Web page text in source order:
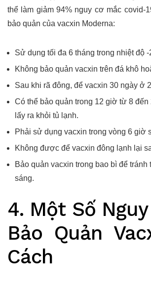
thể làm giảm 94% nguy cơ mắc covid-
bảo quản của vacxin Moderna:
Sử dụng tối đa 6 tháng trong nhiệt độ
Không bảo quản vacxin trên đá khô
Sau khi rã đông, để vacxin 30 ngày ở
Có thể bảo quản trong 12 giờ từ 8 đến
lấy ra khỏi tủ lạnh.
Phải sử dụng vacxin trong vòng 6 giờ
Không được để vacxin đông lạnh lại
Bảo quản vacxin trong bao bì để tránh
sáng.
4. Một Số
Bảo Quản
Cách